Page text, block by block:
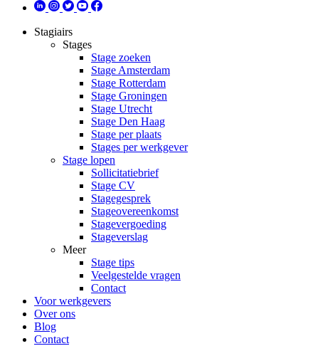
Stagiairs
Stages
Stage zoeken
Stage Amsterdam
Stage Rotterdam
Stage Groningen
Stage Utrecht
Stage Den Haag
Stage per plaats
Stages per werkgever
Stage lopen
Sollicitatiebrief
Stage CV
Stagegesprek
Stageovereenkomst
Stagevergoeding
Stageverslag
Meer
Stage tips
Veelgestelde vragen
Contact
Voor werkgevers
Over ons
Blog
Contact